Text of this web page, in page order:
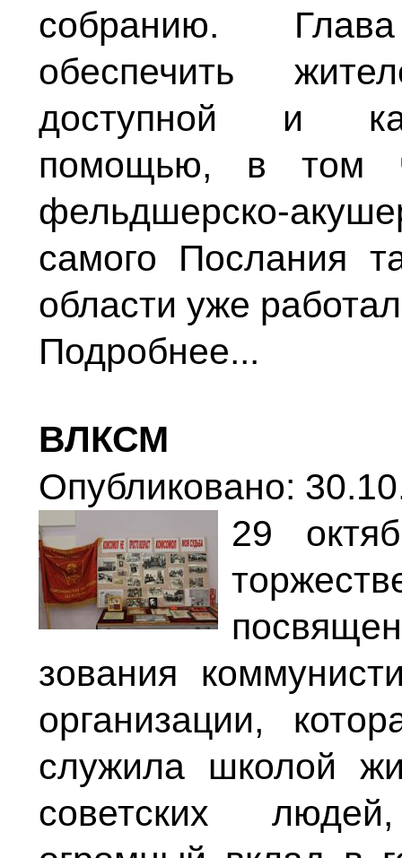
собранию.
обеспечить
доступной и
помощью, в том
фельдшерско-
самого Послания
области уже
Подробнее...
ВЛКСМ
Опубликовано:
29
зования
организации,
служила школой
советских